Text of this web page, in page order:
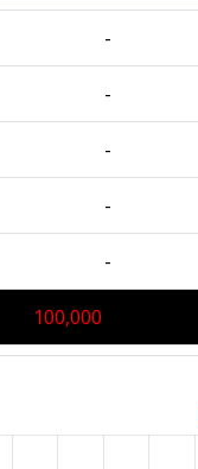
-
-
-
-
-
100,000